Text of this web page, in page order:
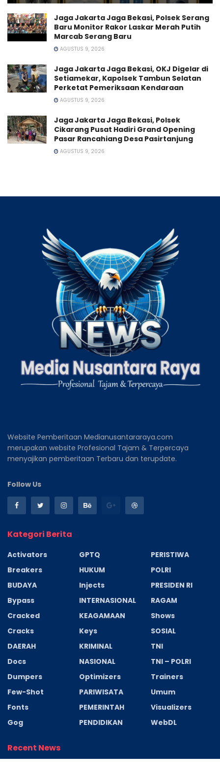
Jaga Jakarta Jaga Bekasi, Polsek Serang
Baru Monitor Rakor Laskar Merah Putih
Marcab Serang Baru
AGUSTUS 9, 2026
Jaga Jakarta Jaga Bekasi, OKJ Digelar di
Setiamekar, Kapolsek Tambun Selatan
Perketat Pemeriksaan Kendaraan
AGUSTUS 9, 2026
Jaga Jakarta Jaga Bekasi, Polsek
Cikarang Pusat Hadiri Grand Opening
Pasar Rancahiang Desa Pasirtanjung
AGUSTUS 9, 2026
Website Pemberitaan Medianusantararaya.com
merupakan website Profesional Tajam & Terpercaya
menyajikan pemberitaan Terbaru dan terupdate.
Follow Us
Kategori Berita
Activators
Breakers
BUDAYA
Bypass
Cracked
Cracks
DAERAH
Docs
Dumpers
Few-Shot
Fonts
Gog
GPTQ
HUKUM
Injects
INTERNASIONAL
KEAGAMAAN
Keys
KRIMINAL
NASIONAL
Optimizers
PARIWISATA
PEMERINTAH
PENDIDIKAN
PERISTIWA
POLRI
PRESIDEN RI
RAGAM
Shows
SOSIAL
TNI
TNI – POLRI
Trainers
Umum
Visualizers
WebDL
Recent News